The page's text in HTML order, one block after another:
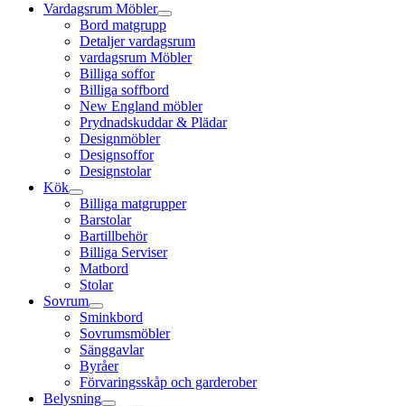
Vardagsrum Möbler
Bord matgrupp
Detaljer vardagsrum
vardagsrum Möbler
Billiga soffor
Billiga soffbord
New England möbler
Prydnadskuddar & Plädar
Designmöbler
Designsoffor
Designstolar
Kök
Billiga matgrupper
Barstolar
Bartillbehör
Billiga Serviser
Matbord
Stolar
Sovrum
Sminkbord
Sovrumsmöbler
Sänggavlar
Byråer
Förvaringsskåp och garderober
Belysning